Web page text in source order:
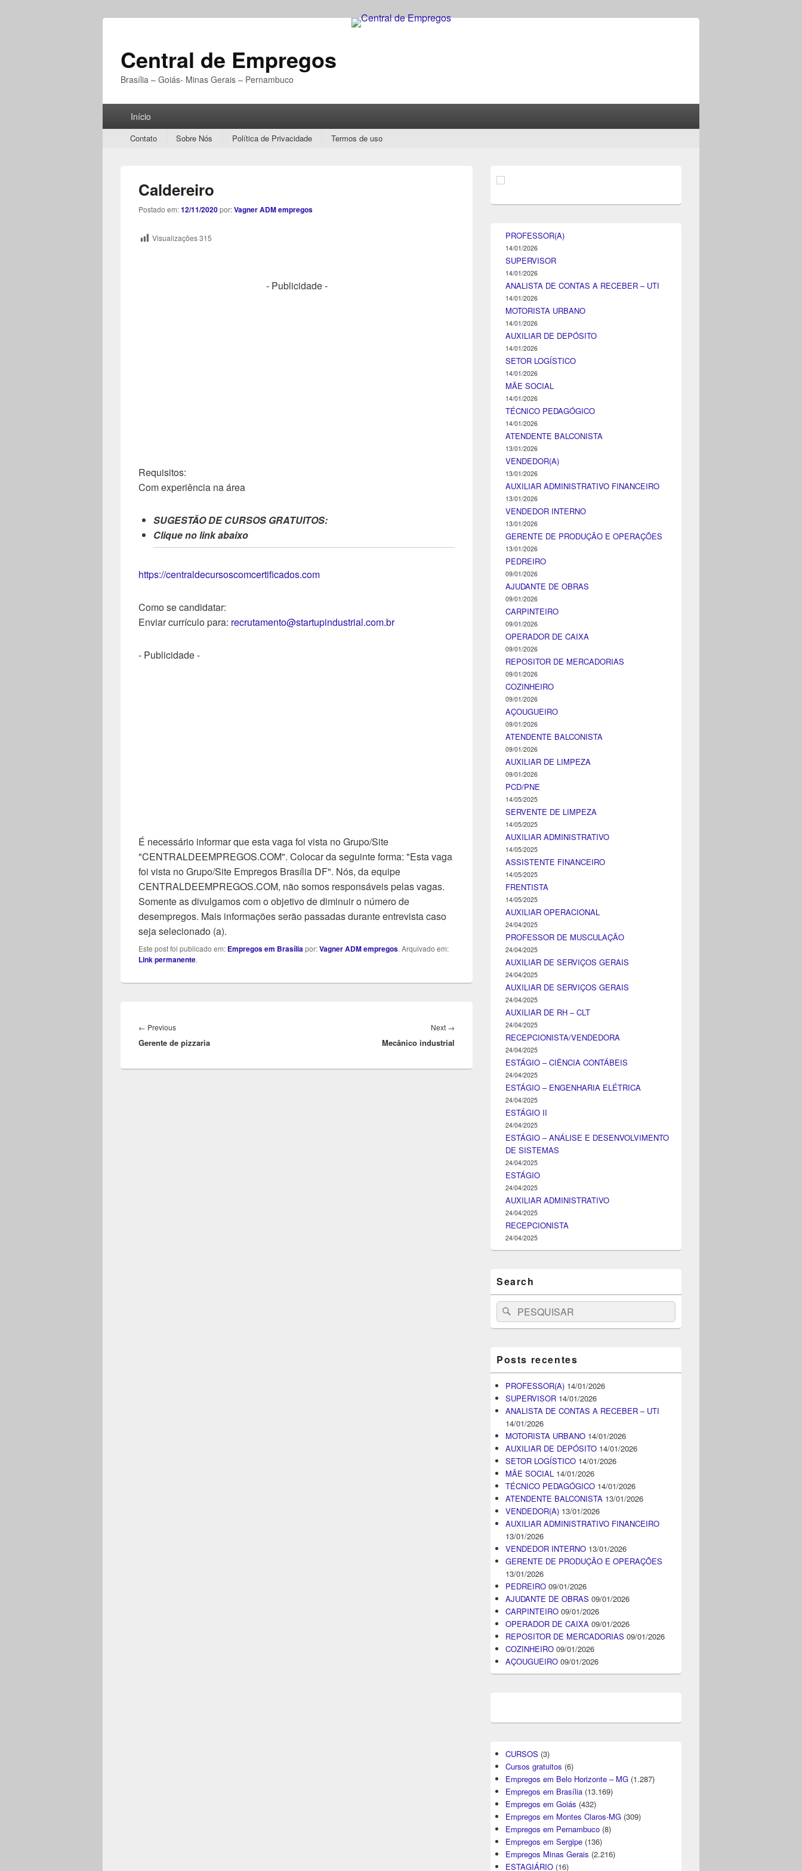
Central de Empregos
Brasília – Goiás- Minas Gerais – Pernambuco
PrincipalInício
Secondary
Contato Sobre Nós Política de Privacidade Termos de uso
Caldereiro
Postado em:12/11/2020por:Vagner ADM empregos
Visualizações315
- Publicidade -
Requisitos:
Com experiência na área
SUGESTÃO DE CURSOS GRATUITOS:
Clique no link abaixo
https://centraldecursoscomcertificados.com
Como se candidatar:
Enviar currículo para: recrutamento@startupindustrial.com.br
- Publicidade -
É necessário informar que esta vaga foi vista no Grupo/Site
"CENTRALDEEMPREGOS.COM". Colocar da seguinte forma: "Esta vaga
foi vista no Grupo/Site Empregos Brasília DF". Nós, da equipe
CENTRALDEEMPREGOS.COM, não somos responsáveis pelas vagas.
Somente as divulgamos com o objetivo de diminuir o número de
desempregos. Mais informações serão passadas durante entrevista caso
seja selecionado (a).
Este post foi publicado em: Empregos em Brasíliapor:Vagner ADM empregos. Arquivado em:
Link permanente.
de
Post
← PreviousPrevious
post:
Gerente de pizzaria
Next →
Mecânico industrial
da
lateral
PROFESSOR(A)
14/01/2026
SUPERVISOR
14/01/2026
ANALISTA DE CONTAS A RECEBER – UTI
14/01/2026
MOTORISTA URBANO
14/01/2026
AUXILIAR DE DEPÓSITO
14/01/2026
SETOR LOGÍSTICO
14/01/2026
MÃE SOCIAL
14/01/2026
TÉCNICO PEDAGÓGICO
14/01/2026
ATENDENTE BALCONISTA
13/01/2026
VENDEDOR(A)
13/01/2026
AUXILIAR ADMINISTRATIVO FINANCEIRO
13/01/2026
VENDEDOR INTERNO
13/01/2026
GERENTE DE PRODUÇÃO E OPERAÇÕES
13/01/2026
PEDREIRO
09/01/2026
AJUDANTE DE OBRAS
09/01/2026
CARPINTEIRO
09/01/2026
OPERADOR DE CAIXA
09/01/2026
REPOSITOR DE MERCADORIAS
09/01/2026
COZINHEIRO
09/01/2026
AÇOUGUEIRO
09/01/2026
ATENDENTE BALCONISTA
09/01/2026
AUXILIAR DE LIMPEZA
09/01/2026
PCD/PNE
14/05/2025
SERVENTE DE LIMPEZA
14/05/2025
AUXILIAR ADMINISTRATIVO
14/05/2025
ASSISTENTE FINANCEIRO
14/05/2025
FRENTISTA
14/05/2025
AUXILIAR OPERACIONAL
24/04/2025
PROFESSOR DE MUSCULAÇÃO
24/04/2025
AUXILIAR DE SERVIÇOS GERAIS
24/04/2025
AUXILIAR DE SERVIÇOS GERAIS
24/04/2025
AUXILIAR DE RH – CLT
24/04/2025
RECEPCIONISTA/VENDEDORA
24/04/2025
ESTÁGIO – CIÊNCIA CONTÁBEIS
24/04/2025
ESTÁGIO – ENGENHARIA ELÉTRICA
24/04/2025
ESTÁGIO II
24/04/2025
ESTÁGIO – ANÁLISE E DESENVOLVIMENTO
DE SISTEMAS
24/04/2025
ESTÁGIO
24/04/2025
AUXILIAR ADMINISTRATIVO
24/04/2025
RECEPCIONISTA
24/04/2025
Search
Search
for:
Pesquisar
Posts recentes
PROFESSOR(A) 14/01/2026
SUPERVISOR 14/01/2026
ANALISTA DE CONTAS A RECEBER – UTI
14/01/2026
MOTORISTA URBANO 14/01/2026
AUXILIAR DE DEPÓSITO 14/01/2026
SETOR LOGÍSTICO 14/01/2026
MÃE SOCIAL 14/01/2026
TÉCNICO PEDAGÓGICO 14/01/2026
ATENDENTE BALCONISTA 13/01/2026
VENDEDOR(A) 13/01/2026
AUXILIAR ADMINISTRATIVO FINANCEIRO
13/01/2026
VENDEDOR INTERNO 13/01/2026
GERENTE DE PRODUÇÃO E OPERAÇÕES
13/01/2026
PEDREIRO 09/01/2026
AJUDANTE DE OBRAS 09/01/2026
CARPINTEIRO 09/01/2026
OPERADOR DE CAIXA 09/01/2026
REPOSITOR DE MERCADORIAS 09/01/2026
COZINHEIRO 09/01/2026
AÇOUGUEIRO 09/01/2026
CURSOS (3)
Cursos gratuitos (6)
Empregos em Belo Horizonte – MG (1.287)
Empregos em Brasília (13.169)
Empregos em Goiás (432)
Empregos em Montes Claros-MG (309)
Empregos em Pernambuco (8)
Empregos em Sergipe (136)
Empregos Minas Gerais (2.216)
ESTAGIÁRIO (16)